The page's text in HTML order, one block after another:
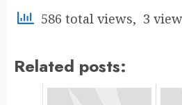
586 total views, 3
Related posts: